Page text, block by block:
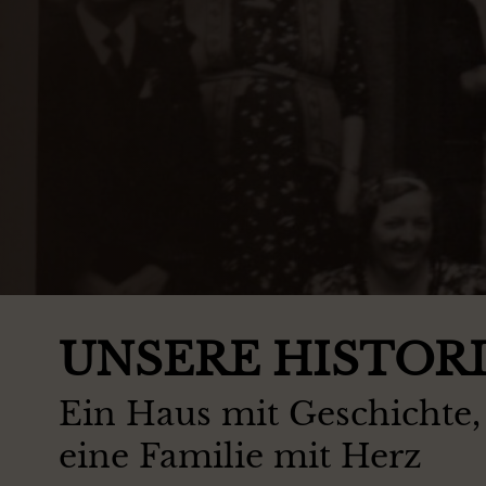
UNSERE
Ein Haus mit Geschichte,
eine Familie mit Herz